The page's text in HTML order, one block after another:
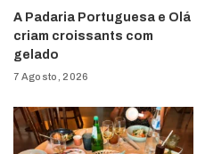
A Padaria Portuguesa e Olá
criam croissants com
gelado
7 Agosto, 2026